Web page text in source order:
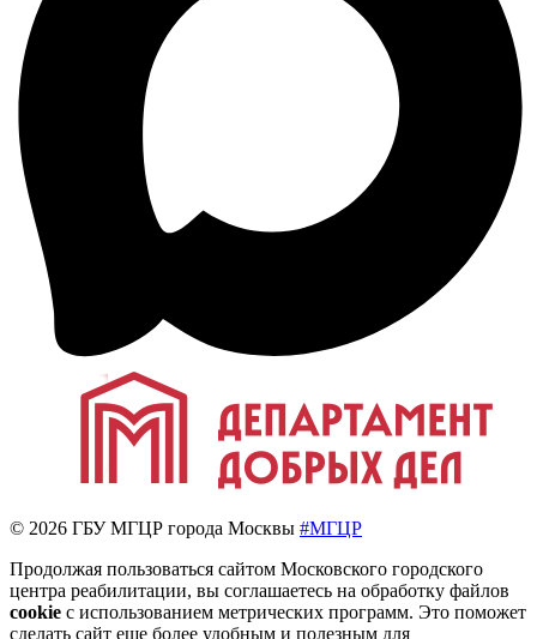
© 2026 ГБУ МГЦР города Москвы #МГЦР
Продолжая пользоваться сайтом Московского городского
центра реабилитации, вы соглашаетесь на обработку файлов
cookie с использованием метрических программ. Это поможет
сделать сайт еще более удобным и полезным для